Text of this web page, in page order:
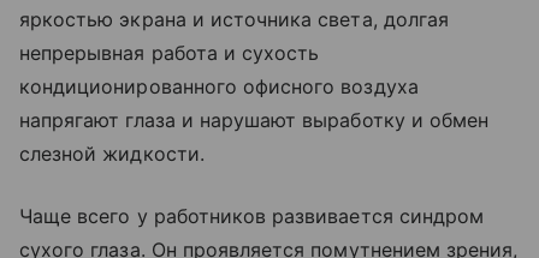
яркостью экрана и источника света, долгая
непрерывная работа и сухость
кондиционированного офисного воздуха
напрягают глаза и нарушают выработку и обмен
слезной жидкости.
Чаще всего у работников развивается синдром
сухого глаза. Он проявляется помутнением зрения,